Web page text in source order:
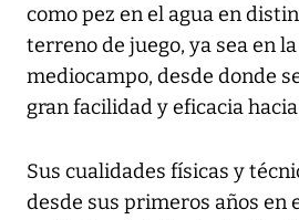
como pez en el agua en
terreno de juego, ya sea en
mediocampo, desde donde
gran facilidad y eficacia
Sus cualidades físicas y
desde sus primeros años en